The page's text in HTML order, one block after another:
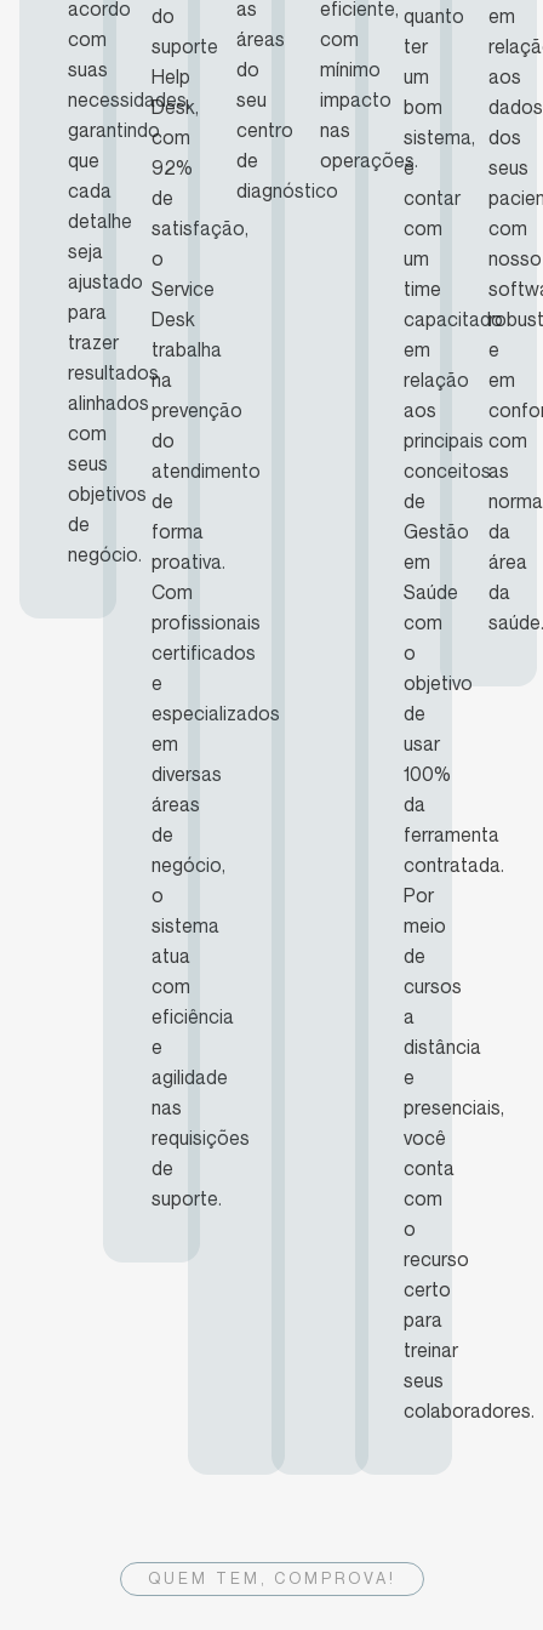
acordo
com
suas
necessidades,
garantindo
que
cada
detalhe
seja
ajustado
para
trazer
resultados
alinhados
com
seus
objetivos
de
negócio.
do
suporte
Help
Desk,
com
92%
de
satisfação,
o
Service
Desk
trabalha
na
prevenção
do
atendimento
de
forma
proativa.
Com
profissionais
certificados
e
especializados
em
diversas
áreas
de
negócio,
o
sistema
atua
com
eficiência
e
agilidade
nas
requisições
de
suporte.
as
áreas
do
seu
centro
de
diagnóstico
eficiente,
com
mínimo
impacto
nas
operações.
quanto
ter
um
bom
sistema,
é
contar
com
um
time
capacitado
em
relação
aos
principais
conceitos
de
Gestão
em
Saúde
com
o
objetivo
de
usar
100%
da
ferramenta
contratada.
Por
meio
de
cursos
a
distância
e
presenciais,
você
conta
com
o
recurso
certo
para
treinar
seus
colaboradores.
em
aos
dados
dos
seus
com
nosso
e
em
com
as
da
área
da
saúde.
QUEM TEM, COMPROVA!